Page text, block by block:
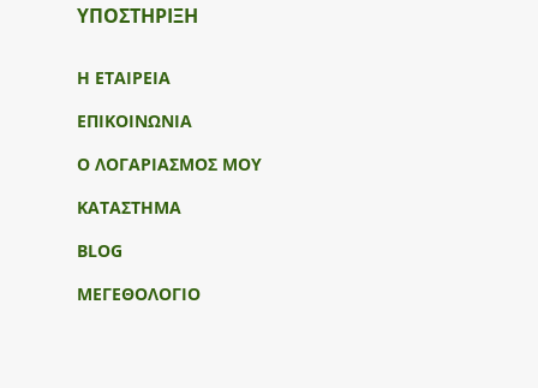
ΥΠΟΣΤΉΡΙΞΗ
Η ΕΤΑΙΡΕΙΑ
ΕΠΙΚΟΙΝΩΝΙΑ
Ο ΛΟΓΑΡΙΑΣΜΟΣ ΜΟΥ
ΚΑΤΑΣΤΗΜΑ
BLOG
ΜΕΓΕΘΟΛΟΓΙΟ